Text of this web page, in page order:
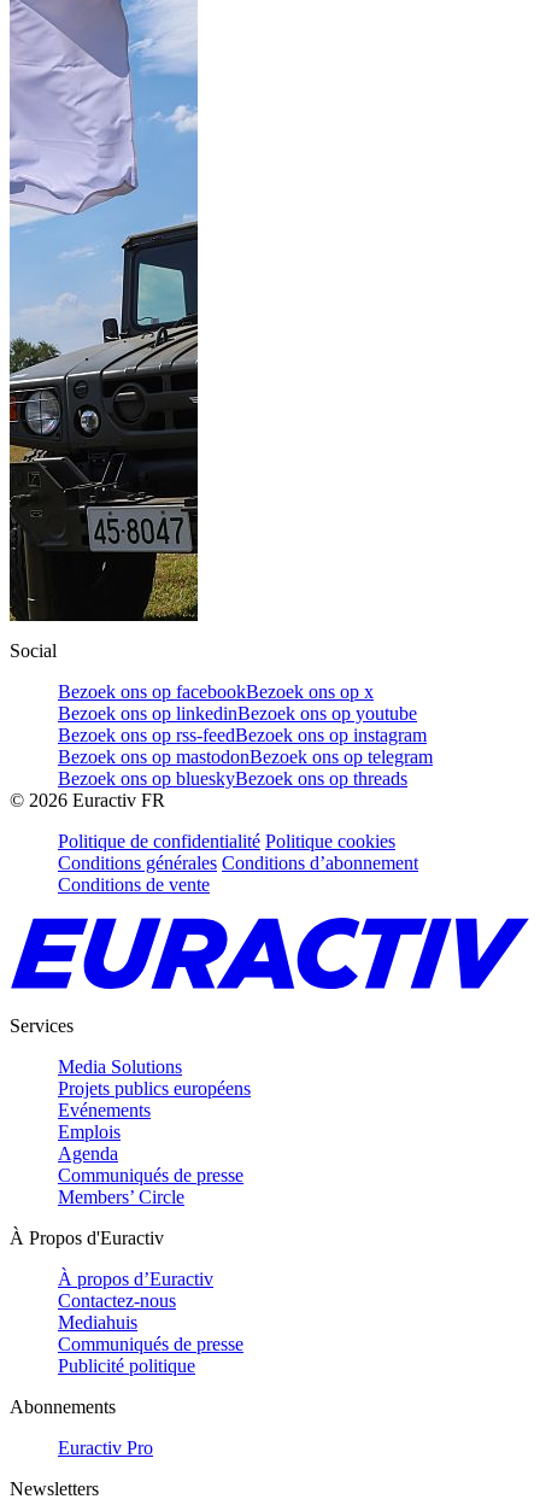
Social
Bezoek ons op facebookBezoek ons op x
Bezoek ons op linkedinBezoek ons op youtube
Bezoek ons op rss-feedBezoek ons op instagram
Bezoek ons op mastodonBezoek ons op telegram
Bezoek ons op blueskyBezoek ons op threads
© 2026 Euractiv FR
Politique de confidentialité Politique cookies
Conditions générales Conditions d’abonnement
Conditions de vente
Services
Media Solutions
Projets publics européens
Evénements
Emplois
Agenda
Communiqués de presse
Members’ Circle
À Propos d'Euractiv
À propos d’Euractiv
Contactez-nous
Mediahuis
Communiqués de presse
Publicité politique
Abonnements
Euractiv Pro
Newsletters